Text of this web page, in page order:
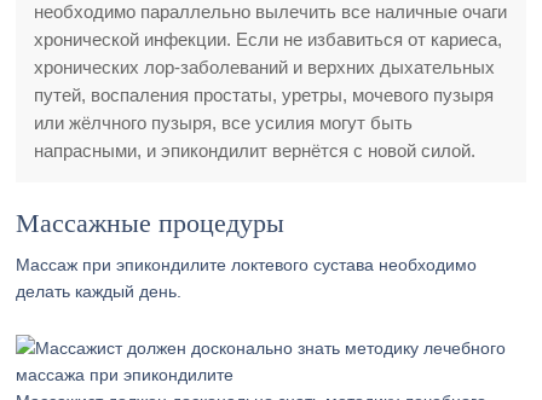
необходимо параллельно вылечить все наличные очаги
хронической инфекции. Если не избавиться от кариеса,
хронических лор-заболеваний и верхних дыхательных
путей, воспаления простаты, уретры, мочевого пузыря
или жёлчного пузыря, все усилия могут быть
напрасными, и эпикондилит вернётся с новой силой.
Массажные процедуры
Массаж при эпикондилите локтевого сустава необходимо
делать каждый день.